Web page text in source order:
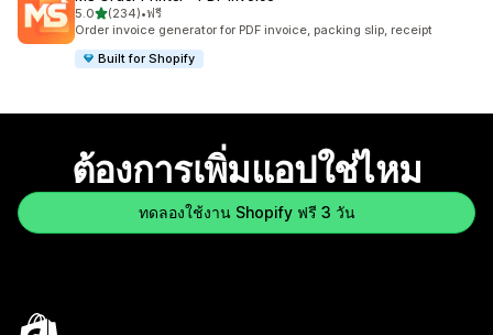
5.0เต็ม 5 ดาว
(234)
ทั้งหมด 234 รีวิว
•ฟรี
Order invoice generator for PDF invoice, packing slip, receipt
Built for Shopify
ต้องการเพิ่มแอปใช่ไหม
ทดลองใช้งาน Shopify ฟรี 3 วัน